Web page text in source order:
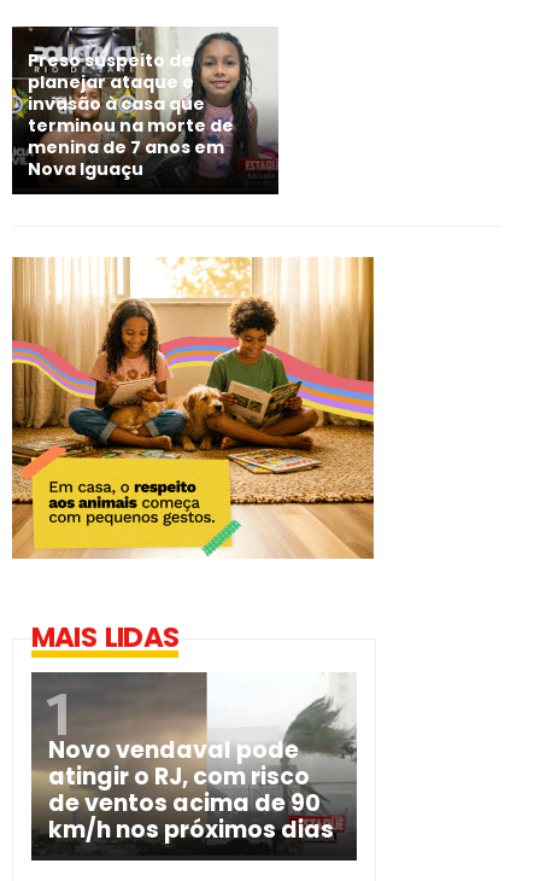
Preso suspeito de
planejar ataque e
invasão à casa que
terminou na morte de
menina de 7 anos em
Nova Iguaçu
MAIS LIDAS
Novo vendaval pode
atingir o RJ, com risco
de ventos acima de 90
km/h nos próximos dias